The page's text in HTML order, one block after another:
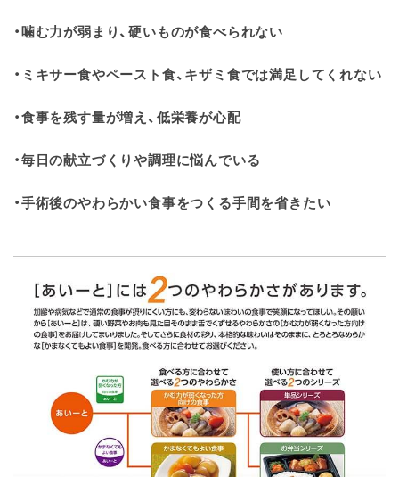
・噛む力が弱まり、硬いものが食べられない
・ミキサー食やペースト食、キザミ食では満足してくれない
・食事を残す量が増え、低栄養が心配
・毎日の献立づくりや調理に悩んでいる
・手術後のやわらかい食事をつくる手間を省きたい